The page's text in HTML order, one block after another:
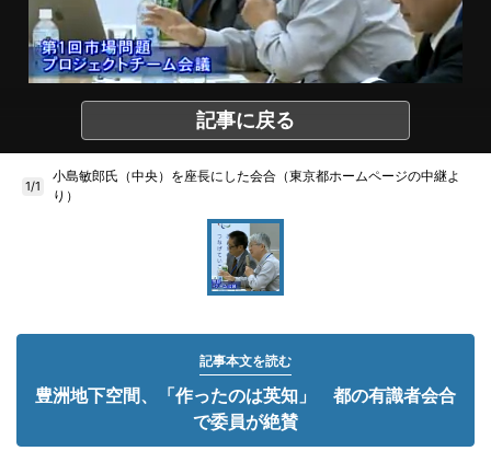
記事に戻る
1/1
小島敏郎氏（中央）を座長にした会合（東京都ホームページの中継よ
り）
記事本文を読む
豊洲地下空間、「作ったのは英知」 都の有識者会合
で委員が絶賛